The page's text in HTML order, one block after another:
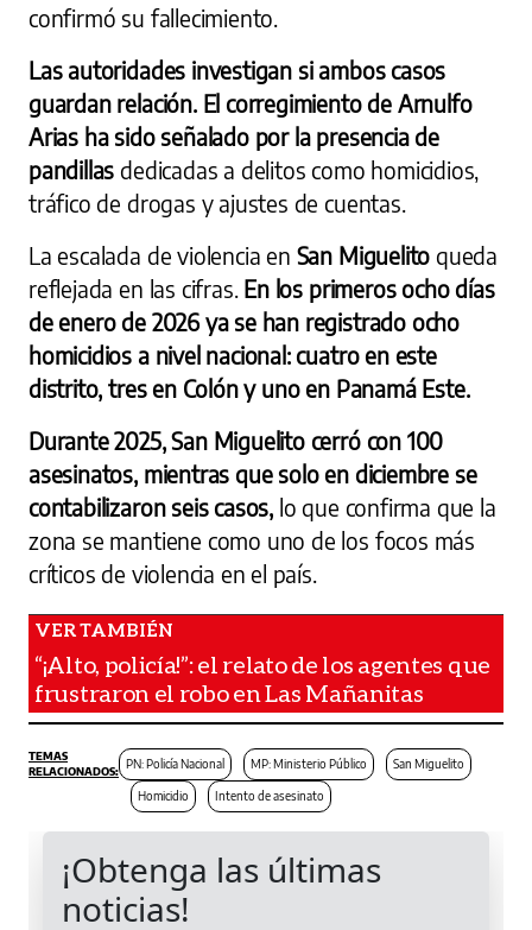
confirmó su fallecimiento.
Las autoridades investigan si ambos casos
guardan relación. El corregimiento de Arnulfo
Arias ha sido señalado por la presencia de
pandillas dedicadas a delitos como homicidios,
tráfico de drogas y ajustes de cuentas.
La escalada de violencia en San Miguelito queda
reflejada en las cifras. En los primeros ocho días
de enero de 2026 ya se han registrado ocho
homicidios a nivel nacional: cuatro en este
distrito, tres en Colón y uno en Panamá Este.
Durante 2025, San Miguelito cerró con 100
asesinatos, mientras que solo en diciembre se
contabilizaron seis casos, lo que confirma que la
zona se mantiene como uno de los focos más
críticos de violencia en el país.
“¡Alto, policía!”: el relato de los agentes que
frustraron el robo en Las Mañanitas
PN: Policía Nacional MP: Ministerio Público San Miguelito
Homicidio Intento de asesinato